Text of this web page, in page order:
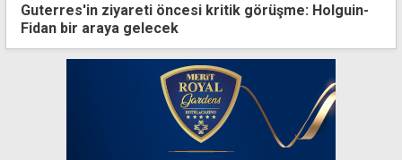
Guterres'in ziyareti öncesi kritik görüşme: Holguin-
Fidan bir araya gelecek